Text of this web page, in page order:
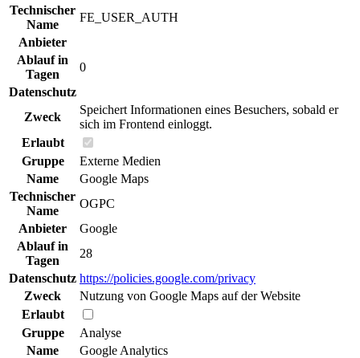
Technischer
Name
FE_USER_AUTH
Anbieter
Ablauf in
Tagen
0
Datenschutz
Zweck
Speichert Informationen eines Besuchers, sobald er
sich im Frontend einloggt.
Erlaubt
Gruppe
Externe Medien
Name
Google Maps
Technischer
Name
OGPC
Anbieter
Google
Ablauf in
Tagen
28
Datenschutz https://policies.google.com/privacy
Zweck
Nutzung von Google Maps auf der Website
Erlaubt
Gruppe
Analyse
Name
Google Analytics